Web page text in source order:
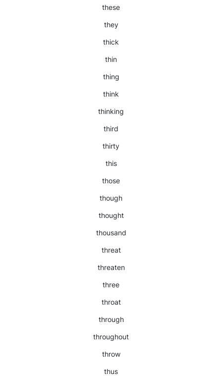
these
they
thick
thin
thing
think
thinking
third
thirty
this
those
though
thought
thousand
threat
threaten
three
throat
through
throughout
throw
thus